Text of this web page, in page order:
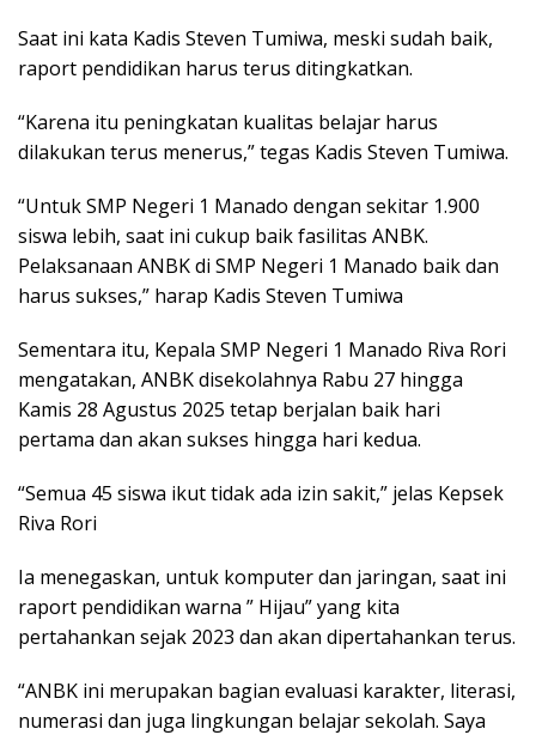
Saat ini kata Kadis Steven Tumiwa, meski sudah baik,
raport pendidikan harus terus ditingkatkan.
“Karena itu peningkatan kualitas belajar harus
dilakukan terus menerus,” tegas Kadis Steven Tumiwa.
“Untuk SMP Negeri 1 Manado dengan sekitar 1.900
siswa lebih, saat ini cukup baik fasilitas ANBK.
Pelaksanaan ANBK di SMP Negeri 1 Manado baik dan
harus sukses,” harap Kadis Steven Tumiwa
Sementara itu, Kepala SMP Negeri 1 Manado Riva Rori
mengatakan, ANBK disekolahnya Rabu 27 hingga
Kamis 28 Agustus 2025 tetap berjalan baik hari
pertama dan akan sukses hingga hari kedua.
“Semua 45 siswa ikut tidak ada izin sakit,” jelas Kepsek
Riva Rori
Ia menegaskan, untuk komputer dan jaringan, saat ini
raport pendidikan warna ” Hijau” yang kita
pertahankan sejak 2023 dan akan dipertahankan terus.
“ANBK ini merupakan bagian evaluasi karakter, literasi,
numerasi dan juga lingkungan belajar sekolah. Saya